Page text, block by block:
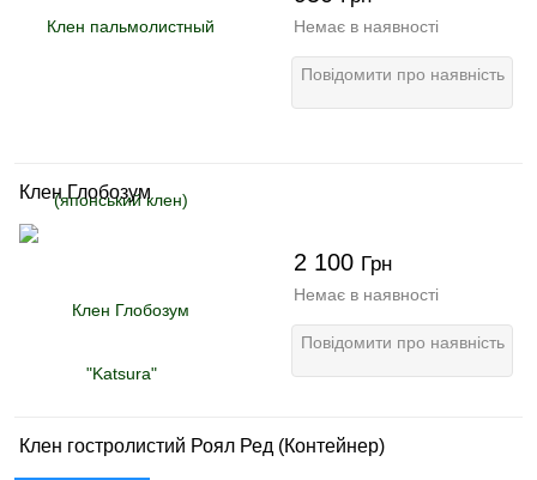
Немає в наявності
Повідомити про наявність
Клен Глобозум
2 100 Грн
Немає в наявності
Повідомити про наявність
Клен гостролистий Роял Ред (Контейнер)